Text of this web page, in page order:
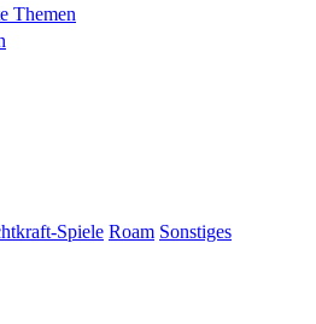
Themen
Spiele Roam Sonstiges